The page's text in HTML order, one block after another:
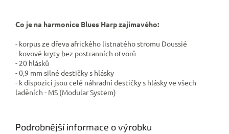
Co je na harmonice Blues Harp zajímavého:
- korpus ze dřeva afrického listnatého stromu Doussié
- kovové kryty bez postranních otvorů
- 20 hlásků
- 0,9 mm silné destičky s hlásky
- k dispozici jsou celé náhradní destičky s hlásky ve všech
laděních - MS (Modular System)
Podrobnější informace o výrobku